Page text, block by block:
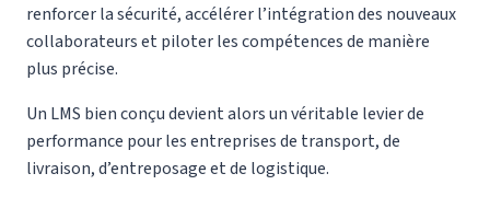
renforcer la sécurité, accélérer l’intégration des nouveaux
collaborateurs et piloter les compétences de manière
plus précise.
Un LMS bien conçu devient alors un véritable levier de
performance pour les entreprises de transport, de
livraison, d’entreposage et de logistique.